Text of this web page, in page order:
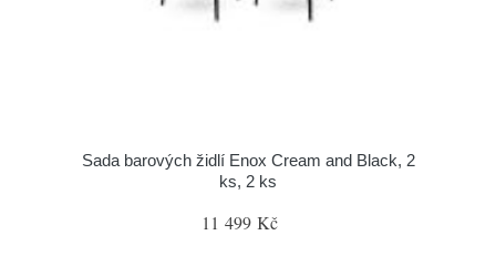
Sada barových židlí Enox Cream and Black, 2
ks, 2 ks
11 499 Kč